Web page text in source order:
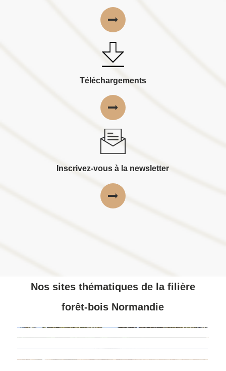
Téléchargements
Inscrivez-vous à la newsletter
Nos sites thématiques de la filière
forêt-bois Normandie